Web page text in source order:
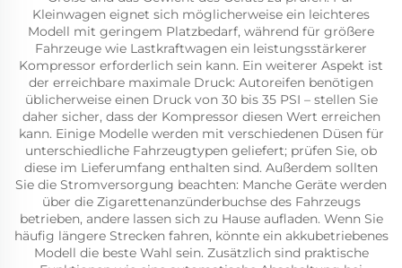
Kleinwagen eignet sich möglicherweise ein leichteres
Modell mit geringem Platzbedarf, während für größere
Fahrzeuge wie Lastkraftwagen ein leistungsstärkerer
Kompressor erforderlich sein kann. Ein weiterer Aspekt ist
der erreichbare maximale Druck: Autoreifen benötigen
üblicherweise einen Druck von 30 bis 35 PSI – stellen Sie
daher sicher, dass der Kompressor diesen Wert erreichen
kann. Einige Modelle werden mit verschiedenen Düsen für
unterschiedliche Fahrzeugtypen geliefert; prüfen Sie, ob
diese im Lieferumfang enthalten sind. Außerdem sollten
Sie die Stromversorgung beachten: Manche Geräte werden
über die Zigarettenanzünderbuchse des Fahrzeugs
betrieben, andere lassen sich zu Hause aufladen. Wenn Sie
häufig längere Strecken fahren, könnte ein akkubetriebenes
Modell die beste Wahl sein. Zusätzlich sind praktische